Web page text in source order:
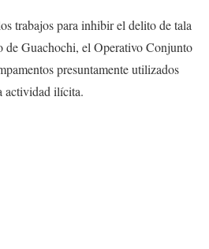
trabajos para inhibir el delito de tala
de Guachochi, el Operativo Conjunto
presuntamente utilizados
actividad ilícita.